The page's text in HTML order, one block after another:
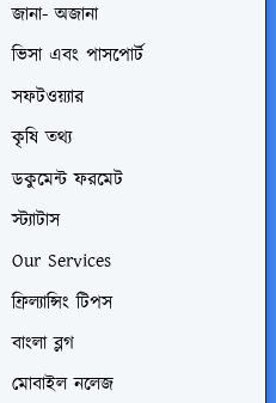
জানা- অজানা
ভিসা এবং পাসপোর্ট
সফটওয়্যার
কৃষি তথ্য
ডকুমেন্ট ফরমেট
স্ট্যাটাস
Our Services
ফ্রিল্যান্সিং টিপস
বাংলা ব্লগ
মোবাইল নলেজ